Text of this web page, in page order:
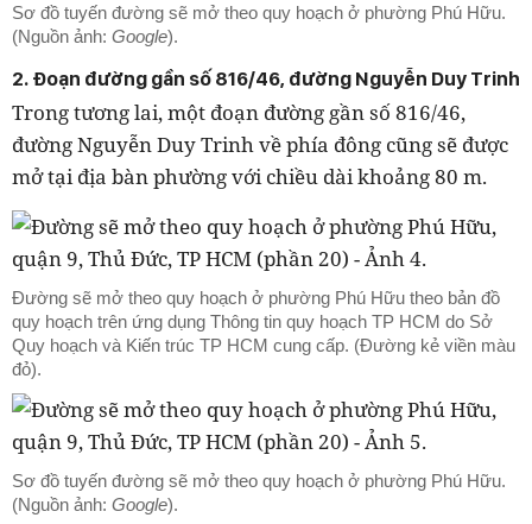
Sơ đồ tuyến đường sẽ mở theo quy hoạch ở phường Phú Hữu.
(Nguồn ảnh: Google).
2. Đoạn đường gần số 816/46, đường Nguyễn Duy Trinh
Trong tương lai, một đoạn đường gần số 816/46,
đường Nguyễn Duy Trinh về phía đông cũng sẽ được
mở tại địa bàn phường với chiều dài khoảng 80 m.
Đường sẽ mở theo quy hoạch ở phường Phú Hữu theo bản đồ
quy hoạch trên ứng dụng Thông tin quy hoạch TP HCM do Sở
Quy hoạch và Kiến trúc TP HCM cung cấp. (Đường kẻ viền màu
đỏ).
Sơ đồ tuyến đường sẽ mở theo quy hoạch ở phường Phú Hữu.
(Nguồn ảnh: Google).